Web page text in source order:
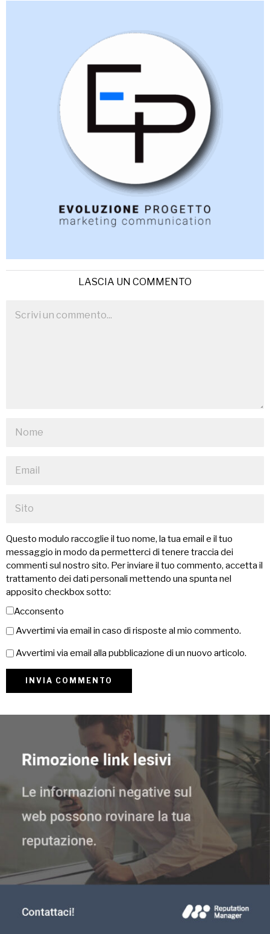
LASCIA UN COMMENTO
Questo modulo raccoglie il tuo nome, la tua email e il tuo
messaggio in modo da permetterci di tenere traccia dei
commenti sul nostro sito. Per inviare il tuo commento, accetta il
trattamento dei dati personali mettendo una spunta nel
apposito checkbox sotto:
Acconsento
Avvertimi via email in caso di risposte al mio commento.
Avvertimi via email alla pubblicazione di un nuovo articolo.